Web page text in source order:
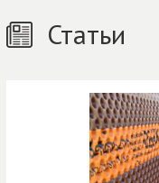
Статьи